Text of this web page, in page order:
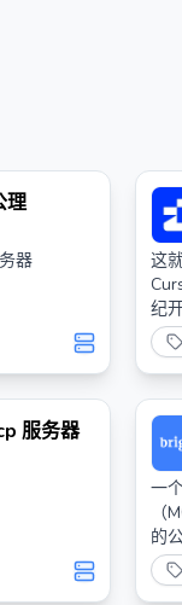
理
器
这
纪
像
作
服务器
一
（
的